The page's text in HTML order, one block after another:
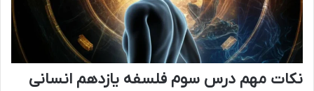
نکات مهم درس سوم فلسفه یازدهم انسانی